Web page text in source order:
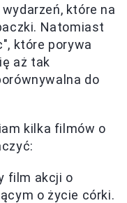
które na
Natomiast
które porywa
aż tak
do
kilka filmów o
film akcji o
o życie córki.